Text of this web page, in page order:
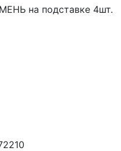
на подставке 4шт.